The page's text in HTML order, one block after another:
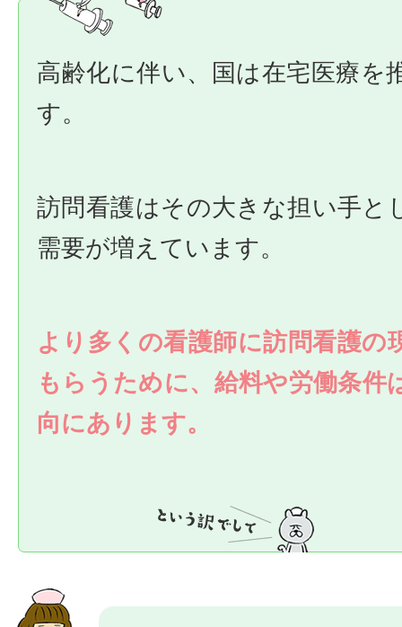
高齢化に伴い、国は在宅医療を
す。
訪問看護はその大きな担い手と
需要が増えています。
より多くの看護師に訪問看護の
もらうために、給料や労働条件
向にあります。